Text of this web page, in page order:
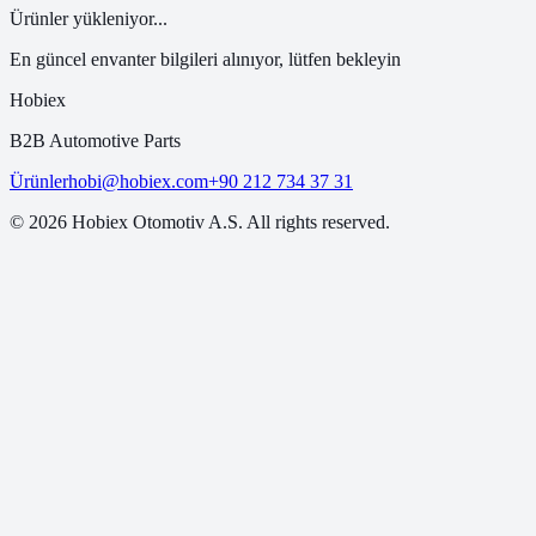
Ürünler yükleniyor...
En güncel envanter bilgileri alınıyor, lütfen bekleyin
Hobiex
B2B Automotive Parts
Ürünlerhobi@hobiex.com+90 212 734 37 31
© 2026 Hobiex Otomotiv A.S. All rights reserved.